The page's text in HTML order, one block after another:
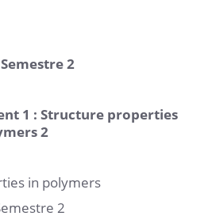
2
1 : Structure properties
2
in polymers
2